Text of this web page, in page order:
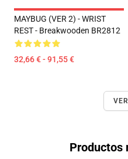
MAYBUG (VER 2) - WRIST
REST - Breakwooden BR2812
32,66 € - 91,55 €
Productos